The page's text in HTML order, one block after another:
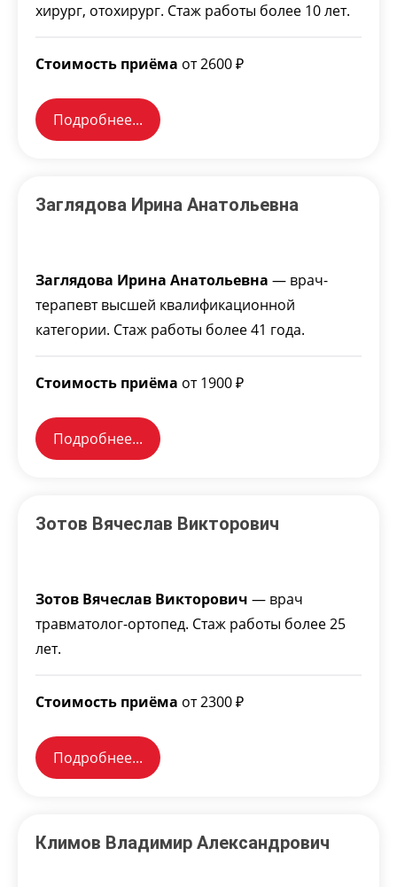
хирург, отохирург. Стаж работы более 10 лет.
Стоимость приёма от 2600 ₽
Подробнее...
Заглядова Ирина Анатольевна
Заглядова Ирина Анатольевна — врач-
терапевт высшей квалификационной
категории. Стаж работы более 41 года.
Стоимость приёма от 1900 ₽
Подробнее...
Зотов Вячеслав Викторович
Зотов Вячеслав Викторович — врач
травматолог-ортопед. Стаж работы более 25
лет.
Стоимость приёма от 2300 ₽
Подробнее...
Климов Владимир Александрович